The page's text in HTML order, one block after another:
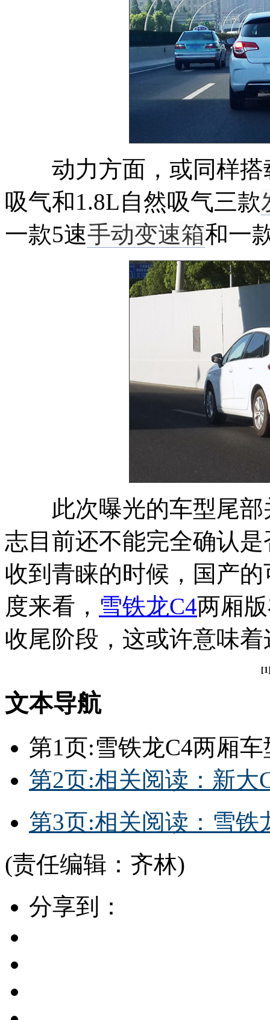
动力方面，或同样搭
吸气和1.8L自然吸气三款
一款5速手动变速箱和一
此次曝光的车型尾部
志目前还不能完全确认
收到青睐的时候，国产
度来看， 雪铁龙C4两厢
收尾阶段，这或许意味
文本导航
第1页:雪铁龙C4两厢
第2页:相关阅读：新大
第3页:相关阅读：雪铁
(责任编辑：齐林)
分享到：